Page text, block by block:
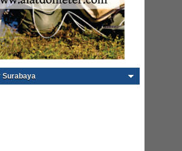
Surabaya